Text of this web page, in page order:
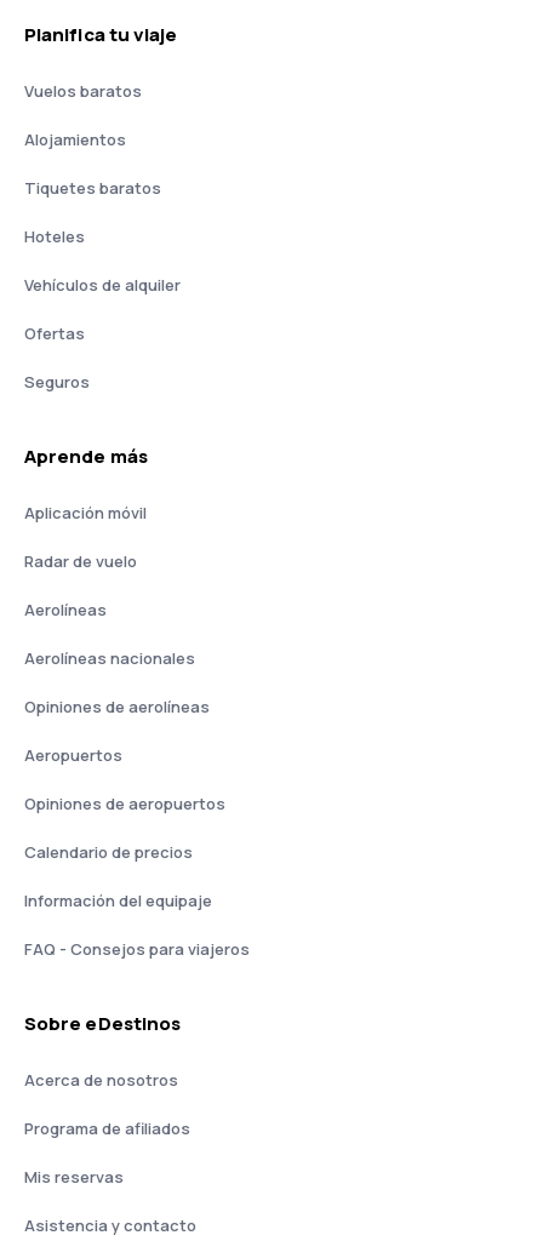
Planifica tu viaje
Vuelos baratos
Alojamientos
Tiquetes baratos
Hoteles
Vehículos de alquiler
Ofertas
Seguros
Aprende más
Aplicación móvil
Radar de vuelo
Aerolíneas
Aerolíneas nacionales
Opiniones de aerolíneas
Aeropuertos
Opiniones de aeropuertos
Calendario de precios
Información del equipaje
FAQ - Consejos para viajeros
Sobre eDestinos
Acerca de nosotros
Programa de afiliados
Mis reservas
Asistencia y contacto